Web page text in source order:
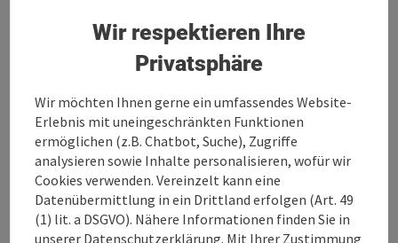
Sportler:innen zu Höchstleistungen.
Zusätzlich zur Extremdistanz stehen am Marathon-Tag
(Samstag, 15. Juli 2023) Strecken über 22, 37, 54, 59, 79 und
126 Kilometer sowie der technisch anspruchsvolle „All-
Mountain“-Bewerb über 60 Kilometer zur Auswahl.
Wir respektieren Ihre
Privatsphäre
Wir möchten Ihnen gerne ein umfassendes Website-
Erlebnis mit uneingeschränkten Funktionen
ermöglichen (z.B. Chatbot, Suche), Zugriffe
analysieren sowie Inhalte personalisieren, wofür wir
Cookies verwenden. Vereinzelt kann eine
Datenübermittlung in ein Drittland erfolgen (Art. 49
(1) lit. a DSGVO). Nähere Informationen finden Sie in
unserer Datenschutzerklärung. Mit Ihrer Zustimmung